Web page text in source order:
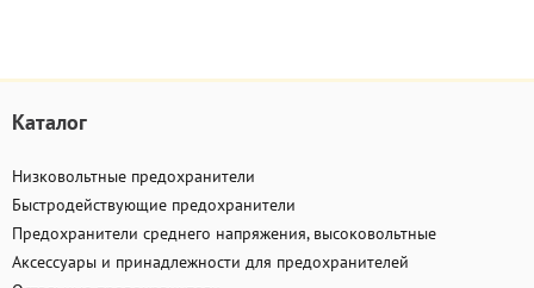
Каталог
Низковольтные предохранители
Быстродействующие предохранители
Предохранители среднего напряжения, высоковольтные
Аксессуары и принадлежности для предохранителей